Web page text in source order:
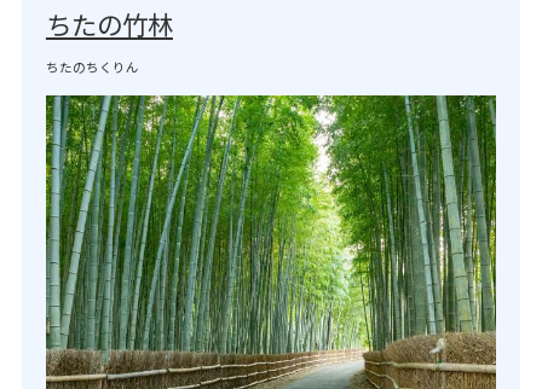
ちたの竹林
ちたのちくりん